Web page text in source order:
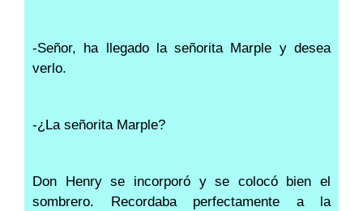
-Señor, ha llegado la señorita Marple y desea
verlo.
-¿La señorita Marple?
Don Henry se incorporó y se colocó bien el
sombrero. Recordaba perfectamente a la